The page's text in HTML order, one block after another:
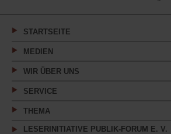
STARTSEITE
MEDIEN
WIR ÜBER UNS
SERVICE
THEMA
LESERINITIATIVE PUBLIK-FORUM E. V.